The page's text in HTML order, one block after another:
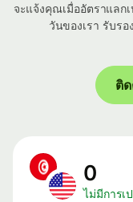
จะแจ้งคุณเมื่ออัตราแลก
วันของเรา รับร
ติ
0
ไม่มีการเ